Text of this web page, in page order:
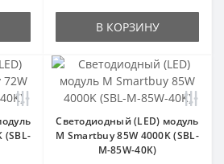
В КОРЗИНУ
(SBL-
Светодиодный (LED) модуль
M Smartbuy 85W 4000K (SBL-
M-85W-40K)